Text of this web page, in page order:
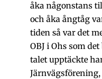
åka någonstans
och åka ångtåg
tiden så var det
OBJ i Ohs som
talet upptäckte